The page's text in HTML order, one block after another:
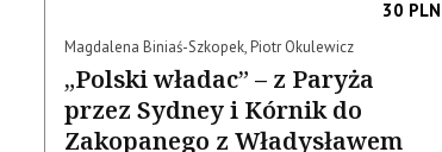
30 PLN
Magdalena Biniaś-Szkopek, Piotr Okulewicz
„Polski władac” – z Paryża
przez Sydney i Kórnik do
Zakopanego z Władysławem